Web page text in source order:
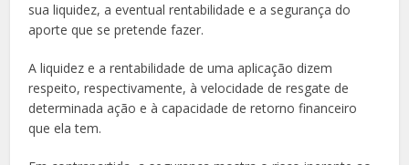
sua liquidez, a eventual rentabilidade e a segurança do
aporte que se pretende fazer.
A liquidez e a rentabilidade de uma aplicação dizem
respeito, respectivamente, à velocidade de resgate de
determinada ação e à capacidade de retorno financeiro
que ela tem.